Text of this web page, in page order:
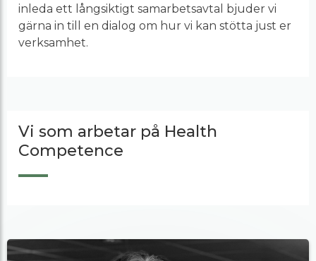
inleda ett långsiktigt samarbetsavtal bjuder vi
gärna in till en dialog om hur vi kan stötta just er
verksamhet.
Vi som arbetar på Health
Competence